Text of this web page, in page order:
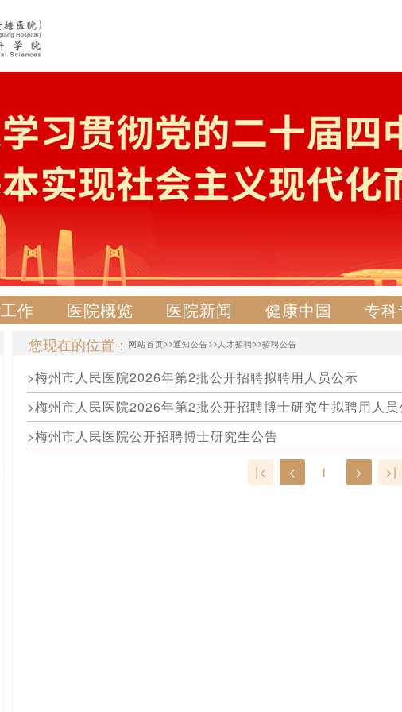
作 医院概览 医院新闻 健康中国 专科
您现在的位置： 网站首页>>通知公告>> 人才招聘>>招聘公告
>梅州市人民医院2026年第2批公开招聘拟聘用人员公示
>梅州市人民医院2026年第2批公开招聘博士研究生拟聘用人员
>梅州市人民医院公开招聘博士研究生公告
|<
< 1 > >|